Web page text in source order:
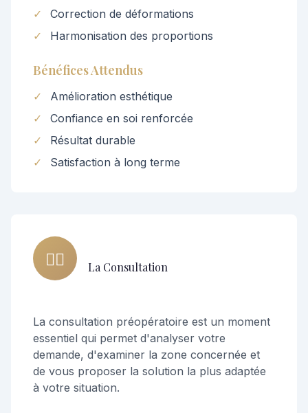
✓
Correction de déformations
✓
Harmonisation des proportions
Bénéfices Attendus
✓
Amélioration esthétique
✓
Confiance en soi renforcée
✓
Résultat durable
✓
Satisfaction à long terme
👨‍⚕️ La Consultation
La consultation préopératoire est un moment
essentiel qui permet d'analyser votre
demande, d'examiner la zone concernée et
de vous proposer la solution la plus adaptée
à votre situation.